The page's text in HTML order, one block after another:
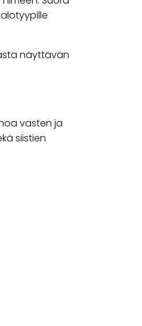
näyttävän
vasten ja
siistien